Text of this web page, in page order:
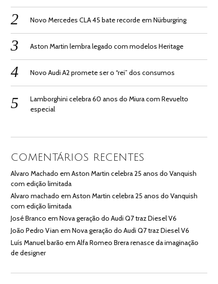
Novo Mercedes CLA 45 bate recorde em Nürburgring
Aston Martin lembra legado com modelos Heritage
Novo Audi A2 promete ser o “rei” dos consumos
Lamborghini celebra 60 anos do Miura com Revuelto
especial
COMENTÁRIOS RECENTES
Alvaro Machado emAston Martin celebra 25 anos do Vanquish
com edição limitada
Alvaro machado emAston Martin celebra 25 anos do Vanquish
com edição limitada
José Branco emNova geração do Audi Q7 traz Diesel V6
João Pedro Vian emNova geração do Audi Q7 traz Diesel V6
Luís Manuel barão emAlfa Romeo Brera renasce da imaginação
de designer